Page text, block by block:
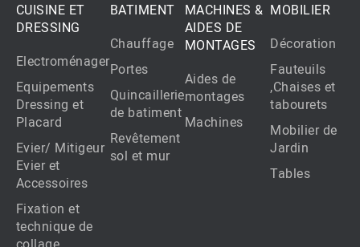
CUISINE ET
DRESSING
Electroménager
Equipements
Dressing et
Placard
Evier/ Mitigeur
Evier et
Accessoires
Fixation et
technique de
BATIMENT
Chauffage
Portes
Quincaillerie
de batiment
Revêtement
sol et mur
MACHINES &
AIDES DE
MONTAGES
Aides de
montages
Machines
MOBILIER
Décoration
Fauteuils
,Chaises et
tabourets
Mobilier de
Jardin
Tables